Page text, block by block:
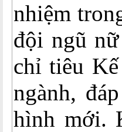
nhiệm
đội ngũ
chỉ tiêu
ngành,
hình mới.